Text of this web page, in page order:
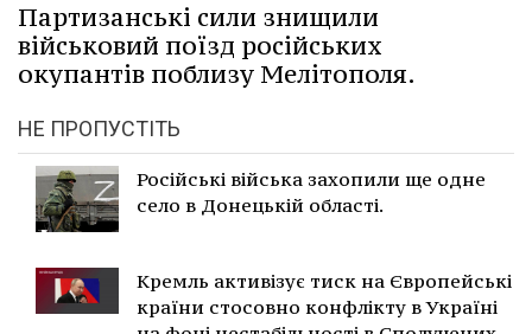
Партизанські сили знищили
військовий поїзд російських
окупантів поблизу Мелітополя.
НЕ ПРОПУСТІТЬ
Російські війська захопили ще одне
село в Донецькій області.
Кремль активізує тиск на Європейські
країни стосовно конфлікту в Україні